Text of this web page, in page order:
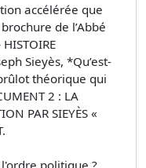
accélérée que
de l’Abbé
Sieyès, *Qu’est-
théorique qui
2 : LA
PAR SIEYÈS «
politique ?